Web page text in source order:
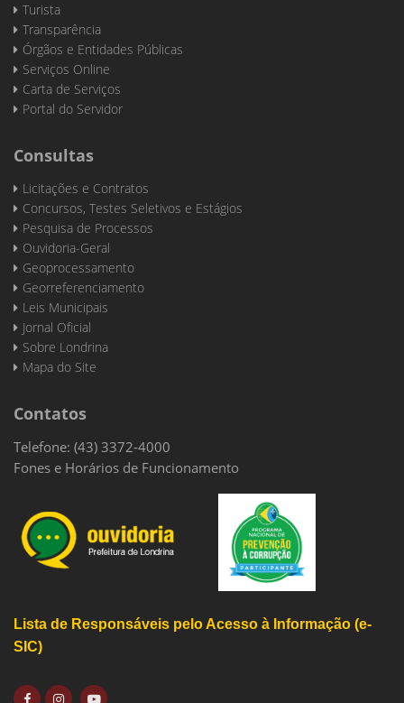
Turista
Transparência
Órgãos e Entidades Públicas
Serviços Online
Carta de Serviços
Portal do Servidor
Consultas
Licitações e Contratos
Concursos, Testes Seletivos e Estágios
Pesquisa de Processos
Ouvidoria-Geral
Geoprocessamento
Georreferenciamento
Leis Municipais
Jornal Oficial
Sobre Londrina
Mapa do Site
Contatos
Telefone: (43) 3372-4000
Fones e Horários de Funcionamento
Lista de Responsáveis pelo Acesso à Informação (e-
SIC)